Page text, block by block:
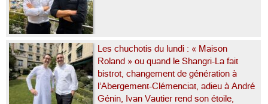
Les chuchotis du lundi : « Maison
Roland » ou quand le Shangri-La fait
bistrot, changement de génération à
l’Abergement-Clémenciat, adieu à André
Génin, Ivan Vautier rend son étoile,